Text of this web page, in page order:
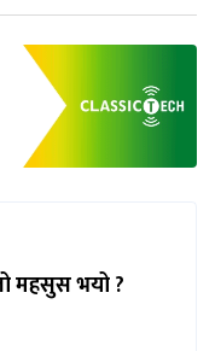
महसुस भयो ?